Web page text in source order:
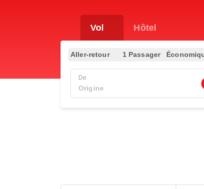
Vol Hôtel
Aller-retour 1 Passager
De